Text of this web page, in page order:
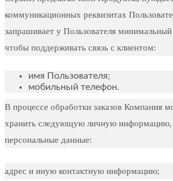
коммуникационных реквизитах
запрашивает у Пользователя
чтобы поддерживать связь с клиентом:
имя Пользователя;
мобильный телефон.
В процессе обработки заказов Компания
хранить следующую личную информацию,
персональные данные:
адрес и иную контактную информацию;